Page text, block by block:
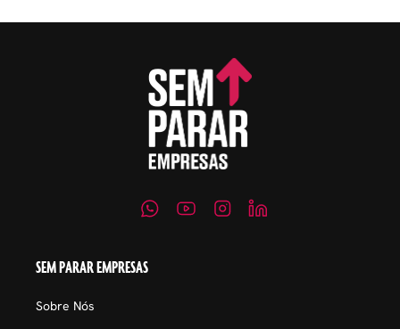
SEM PARAR EMPRESAS
Sobre Nós